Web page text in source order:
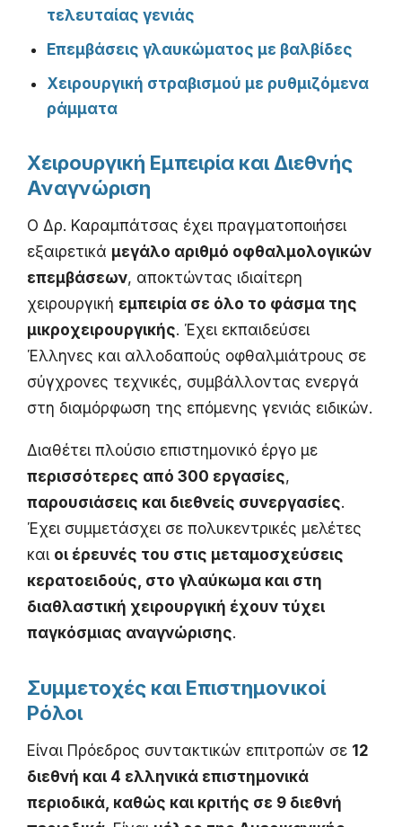
τελευταίας γενιάς
Επεμβάσεις γλαυκώματος με βαλβίδες
Χειρουργική στραβισμού με ρυθμιζόμενα
ράμματα
Χειρουργική Εμπειρία και Διεθνής
Αναγνώριση
Ο Δρ. Καραμπάτσας έχει πραγματοποιήσει
εξαιρετικά μεγάλο αριθμό οφθαλμολογικών
επεμβάσεων, αποκτώντας ιδιαίτερη
χειρουργική εμπειρία σε όλο το φάσμα της
μικροχειρουργικής. Έχει εκπαιδεύσει
Έλληνες και αλλοδαπούς οφθαλμιάτρους σε
σύγχρονες τεχνικές, συμβάλλοντας ενεργά
στη διαμόρφωση της επόμενης γενιάς ειδικών.
Διαθέτει πλούσιο επιστημονικό έργο με
περισσότερες από 300 εργασίες,
παρουσιάσεις και διεθνείς συνεργασίες.
Έχει συμμετάσχει σε πολυκεντρικές μελέτες
και οι έρευνές του στις μεταμοσχεύσεις
κερατοειδούς, στο γλαύκωμα και στη
διαθλαστική χειρουργική έχουν τύχει
παγκόσμιας αναγνώρισης.
Συμμετοχές και Επιστημονικοί
Ρόλοι
Είναι Πρόεδρος συντακτικών επιτροπών σε 12
διεθνή και 4 ελληνικά επιστημονικά
περιοδικά, καθώς και κριτής σε 9 διεθνή